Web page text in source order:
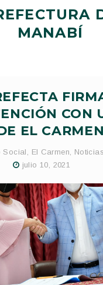
MANABÍ
CON
EL CARMEN
Social El Carmen Noticias
julio 10, 2021